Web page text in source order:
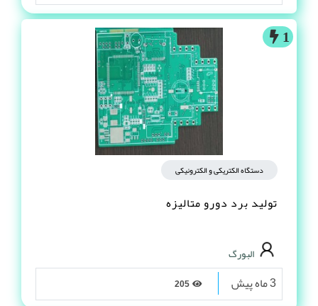
1
دستگاه الکتریکی و الکترونیکی
تولید برد دورو متالیزه
البورگ
3 ماه پیش